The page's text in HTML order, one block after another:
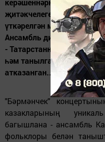
керәшеннәрнең дәүләт
җитәкчелеге Татарстан
үткәрелгән матбугат
Ансамбль директоры
- Татарстанның
һәм танылган галим,
атказанган...
"Бәрмәнчек"
казакларының
багышлана - ансамбль
фольклоры белән